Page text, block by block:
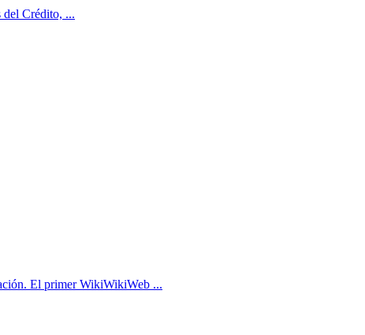
del Crédito, ...
El primer WikiWikiWeb ...